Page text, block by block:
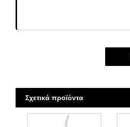
Σχετικά προϊόντα